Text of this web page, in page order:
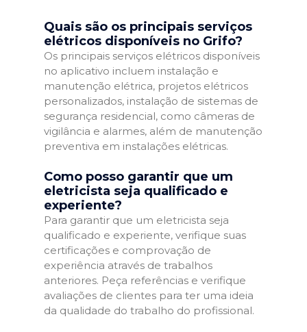
Quais são os principais serviços
elétricos disponíveis no Grifo?
Os principais serviços elétricos disponíveis
no aplicativo incluem instalação e
manutenção elétrica, projetos elétricos
personalizados, instalação de sistemas de
segurança residencial, como câmeras de
vigilância e alarmes, além de manutenção
preventiva em instalações elétricas.
Como posso garantir que um
eletricista seja qualificado e
experiente?
Para garantir que um eletricista seja
qualificado e experiente, verifique suas
certificações e comprovação de
experiência através de trabalhos
anteriores. Peça referências e verifique
avaliações de clientes para ter uma ideia
da qualidade do trabalho do profissional.